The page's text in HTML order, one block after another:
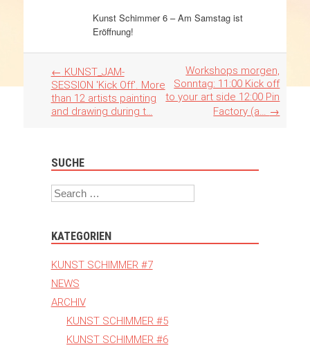
Kunst Schimmer 6 – Am Samstag ist
Eröffnung!
Artikel
Navigation
← KUNST_JAM-
SESSION 'Kick Off'. More
than 12 artists painting
and drawing during t…
Workshops morgen,
Sonntag: 11:00 Kick off
to your art side 12:00 Pin
Factory (a… →
SUCHE
Search
KATEGORIEN
KUNST SCHIMMER #7
NEWS
ARCHIV
KUNST SCHIMMER #5
KUNST SCHIMMER #6